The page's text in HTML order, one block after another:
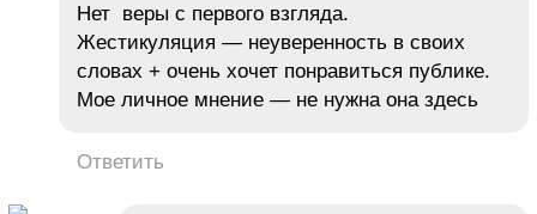
Нет веры с первого взгляда.
Жестикуляция — неуверенность в своих
словах + очень хочет понравиться публике.
Мое личное мнение — не нужна она здесь
Ответить